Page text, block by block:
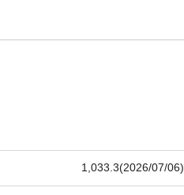
1,033.3(2026/07/06)